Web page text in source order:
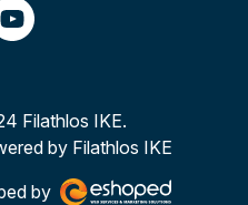
Filathlos ΙΚΕ.
by Filathlos ΙΚΕ
by